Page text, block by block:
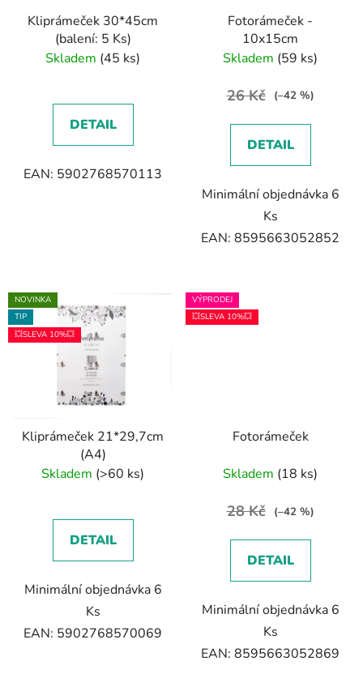
Kliprámeček 30*45cm
(balení: 5 Ks)
Skladem (45 ks)
DETAIL
EAN: 5902768570113
Fotorámeček -
10x15cm
Skladem (59 ks)
26 Kč (–42 %)
DETAIL
Minimální objednávka 6
Ks
EAN: 8595663052852
NOVINKA
TIP
💥SLEVA 10%💥
Kliprámeček 21*29,7cm
(A4)
Skladem (>60 ks)
DETAIL
Minimální objednávka 6
Ks
EAN: 5902768570069
VÝPRODEJ
💥SLEVA 10%💥
Fotorámeček
Skladem (18 ks)
28 Kč (–42 %)
DETAIL
Minimální objednávka 6
Ks
EAN: 8595663052869